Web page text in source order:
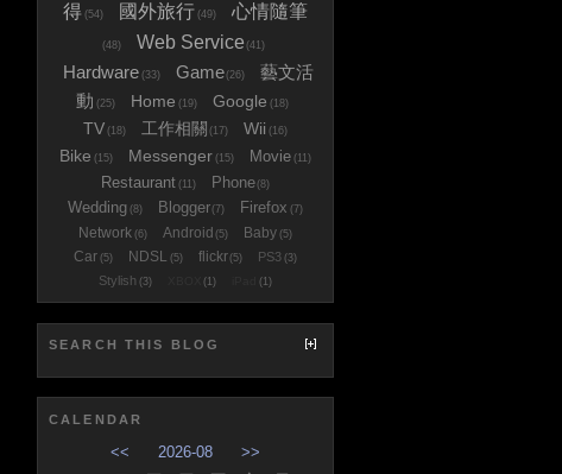
得 (54) 國外旅行 (49) 心情隨筆
(48) Web Service (41)
Hardware (33) Game(26)
藝文活
動 (25) Home (19) Google (18)
TV (18) 工作相關 (17) Wii (16)
Bike (15) Messenger (15) Movie (11)
Restaurant (11) Phone(8)
Wedding (8) Blogger(7) Firefox (7)
Network (6) Android (5) Baby (5)
Car (5) NDSL (5) flickr(5) PS3 (3)
Stylish (3) (1) (1)
SEARCH THIS BLOG
CALENDAR
<< 2026-08
>>